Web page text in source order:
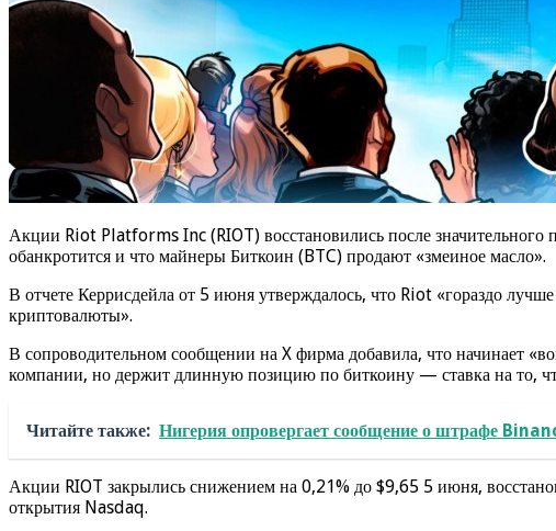
Акции Riot Platforms Inc (RIOT) восстановились после
обанкротится и что майнеры Биткоин (BTC) продают «змеиное масло».
В отчете Керрисдейла от 5 июня утверждалось, что Riot «гораздо
криптовалюты».
В сопроводительном сообщении на X фирма добавила, что начинает
компании, но держит длинную позицию по биткоину — ставка на то,
Читайте также: Нигерия опровергает сообщение о штрафе
Акции RIOT закрылись снижением на 0,21% до $9,65 5 июня,
открытия Nasdaq.